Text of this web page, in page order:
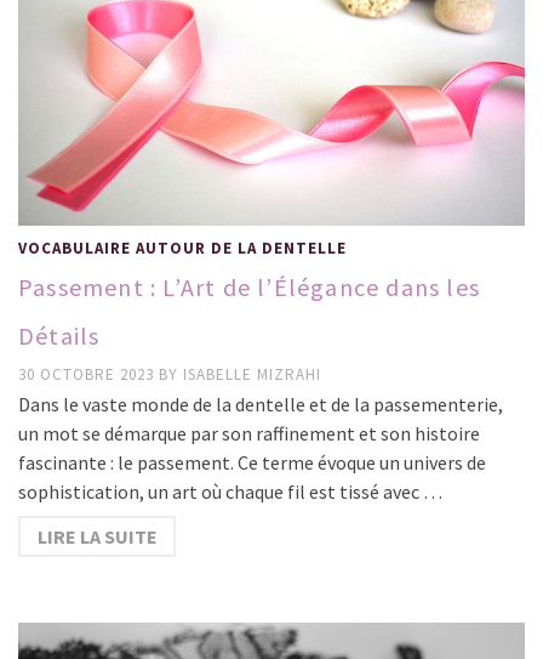
VOCABULAIRE AUTOUR DE LA DENTELLE
Passement : L’Art de l’Élégance dans les
Détails
30 OCTOBRE 2023 BY ISABELLE MIZRAHI
Dans le vaste monde de la dentelle et de la passementerie,
un mot se démarque par son raffinement et son histoire
fascinante : le passement. Ce terme évoque un univers de
sophistication, un art où chaque fil est tissé avec …
LIRE LA SUITE